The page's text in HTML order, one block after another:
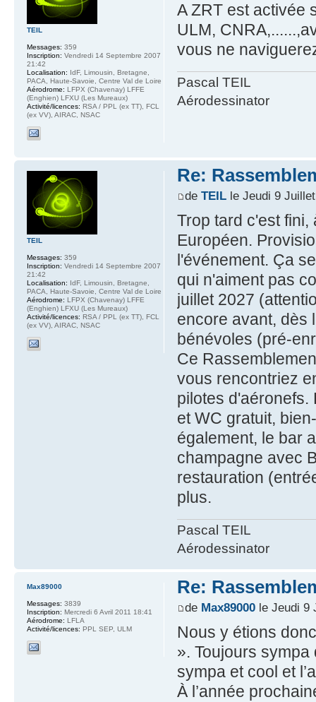
A ZRT est activée
ULM,
vous ne
Pascal TEIL
Aérodessinator
TEIL
Messages: 359
Inscription: Vendredi 14 Septembre 2007
21:42
Localisation: IdF, Limousin, Bretagne,
PACA, Haute-Savoie, Centre Val de Loire
Aérodrome: LFPX (Chavenay) LFFE
(Enghien) LFXU (Les Mureaux)
Activité/licences: RSA / PPL (ex TT), FCL
(ex VV), AIRAC, NSAC
Re:
de TEILle Jeudi 9
Trop tard c'est
Européen.
l'événement. Ça
qui n'aiment pas
juillet 2027
encore avant, dès
bénévoles (pré-
Ce
vous rencontriez
pilotes d'aéronefs.
et WC gratuit,
également, le bar
champagne avec
restauration
plus.
Pascal TEIL
Aérodessinator
TEIL
Messages: 359
Inscription: Vendredi 14 Septembre 2007
21:42
Localisation: IdF, Limousin, Bretagne,
PACA, Haute-Savoie, Centre Val de Loire
Aérodrome: LFPX (Chavenay) LFFE
(Enghien) LFXU (Les Mureaux)
Activité/licences: RSA / PPL (ex TT), FCL
(ex VV), AIRAC, NSAC
Re:
de Max89000le Jeudi 9
Nous y étions
». Toujours
sympa et cool et
À l’année
Max89000
Messages: 3839
Inscription: Mercredi 6 Avril 2011 18:41
Aérodrome: LFLA
Activité/licences: PPL SEP, ULM